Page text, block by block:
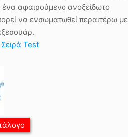
ένα αφαιρούμενο ανοξείδωτο
να ενσωματωθεί περαιτέρω με
Test